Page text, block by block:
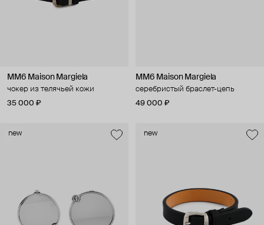
MM6 Maison Margiela
чокер из телячьей кожи
35 000 ₽
MM6 Maison Margiela
серебристый браслет-цепь
49 000 ₽
new new